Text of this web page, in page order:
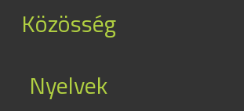
Közösség
Nyelvek